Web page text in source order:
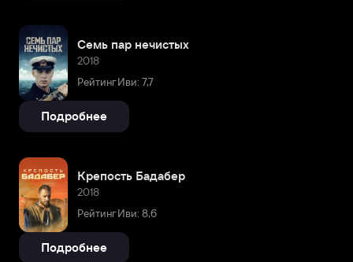
Семь пар нечистых
2018
Рейтинг Иви: 7,7
Подробнее
Крепость Бадабер
2018
Рейтинг Иви: 8,6
Подробнее